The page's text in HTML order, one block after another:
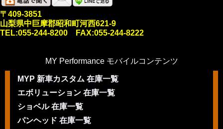
〒409-3851
山梨県中巨摩郡昭和町河西621-9
TEL:055-244-8200 FAX:055-244-8222
MY Performance モバイルコンテンツ
MYP 新車カスタム 在庫一覧
エボリューション 在庫一覧
ショベル 在庫一覧
パンヘッド 在庫一覧